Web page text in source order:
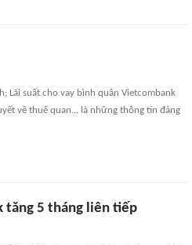
Lãi suất cho vay bình quân Vietcombank
về thuế quan... là những thông tin đáng
tăng 5 tháng liên tiếp